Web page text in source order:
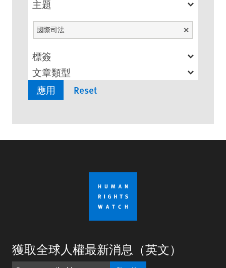
主題
國際司法 Unselect
標簽
文章類型
獲取全球人權最新消息（英文）